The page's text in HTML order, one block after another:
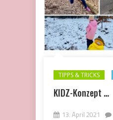
TIPPS & TRICKS
KIDZ-Konzept …
13. April 2021